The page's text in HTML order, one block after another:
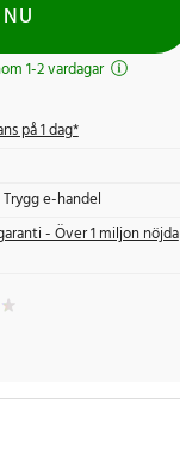
1-2 vardagar
på 1 dag*
e-handel
- Över 1 miljon nöjda